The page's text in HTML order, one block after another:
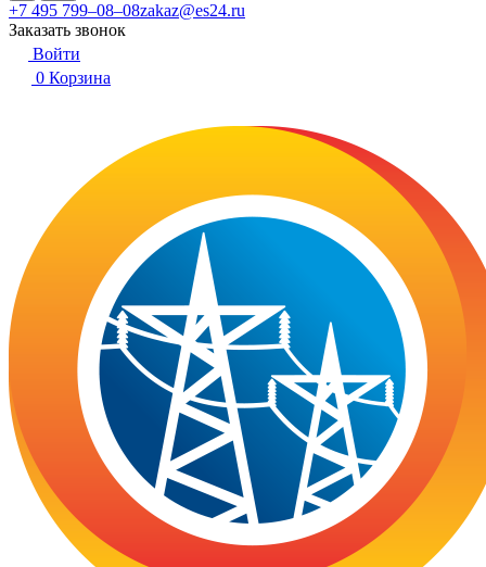
+7 495 799–08–08zakaz@es24.ru
Заказать звонок
Войти
0 Корзина